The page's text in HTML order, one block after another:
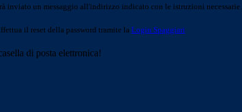
inviato un messaggio all'indirizzo indicato con le istruzioni necessarie.
il reset della password tramite la Login Spaggiari
di posta elettronica!